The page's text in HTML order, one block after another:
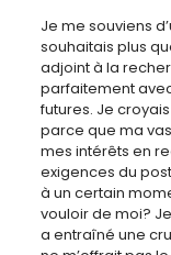
Je me souviens
souhaitais plus
adjoint à la
parfaitement
futures. Je
parce que ma
mes intérêts en
exigences du
à un certain
vouloir de moi?
a entraîné une